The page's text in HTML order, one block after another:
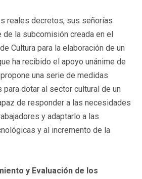
reales decretos, sus señorías
la subcomisión creada en el
Cultura para la elaboración de un
ha recibido el apoyo unánime de
una serie de medidas
dotar al sector cultural de un
de responder a las necesidades
y adaptarlo a las
y al incremento de la
y Evaluación de los